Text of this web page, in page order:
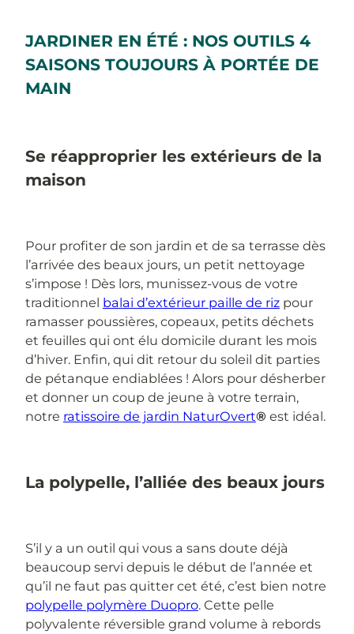
JARDINER EN ÉTÉ : NOS OUTILS 4
SAISONS TOUJOURS À PORTÉE DE
MAIN
Se réapproprier les extérieurs de la
maison
Pour profiter de son jardin et de sa terrasse dès
l’arrivée des beaux jours, un petit nettoyage
s’impose ! Dès lors, munissez-vous de votre
traditionnel balai d’extérieur paille de rizpour
ramasser poussières, copeaux, petits déchets
et feuilles qui ont élu domicile durant les mois
d’hiver. Enfin, qui dit retour du soleil dit parties
de pétanque endiablées ! Alors pour désherber
et donner un coup de jeune à votre terrain,
notre ratissoire de jardin NaturOvert® est idéal.
La polypelle, l’alliée des beaux jours
S’il y a un outil qui vous a sans doute déjà
beaucoup servi depuis le début de l’année et
qu’il ne faut pas quitter cet été, c’est bien notre
polypelle polymère Duopro. Cette pelle
polyvalente réversible grand volume à rebords